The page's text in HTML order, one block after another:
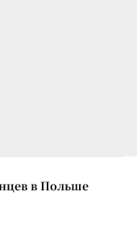
в Польше